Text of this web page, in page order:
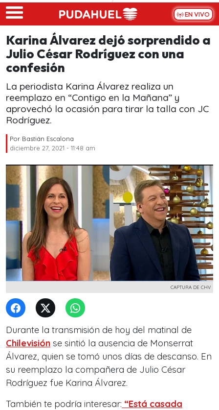
Skip to main content
EN VIVO
Karina Álvarez dejó sorprendido a
Julio César Rodríguez con una
confesión
La periodista Karina Álvarez realiza un
reemplazo en “Contigo en la Mañana” y
aprovechó la ocasión para tirar la talla con JC
Rodríguez.
Por Bastián Escalona
diciembre 27, 2021 - 11:48 am
CAPTURA DE CHV
Durante la transmisión de hoy del matinal de
Chilevisión se sintió la ausencia de Monserrat
Álvarez, quien se tomó unos días de descanso. En
su reemplazo la compañera de Julio César
Rodríguez fue Karina Álvarez.
También te podría interesar: “Está casada